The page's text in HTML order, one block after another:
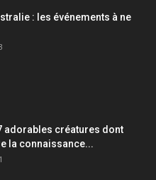
: les événements à ne
adorables créatures dont
la connaissance...